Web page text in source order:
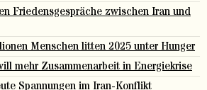
Friedensgespräche zwischen Iran und
Menschen litten 2025 unter Hunger
mehr Zusammenarbeit in Energiekrise
Spannungen im Iran-Konflikt